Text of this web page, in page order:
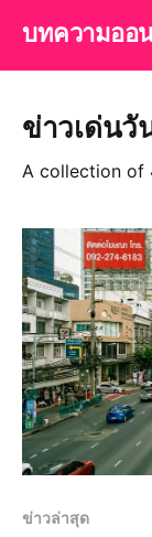
บทความออน
ข่าวเด่นวั
A collection of
ข่าวล่าสุด